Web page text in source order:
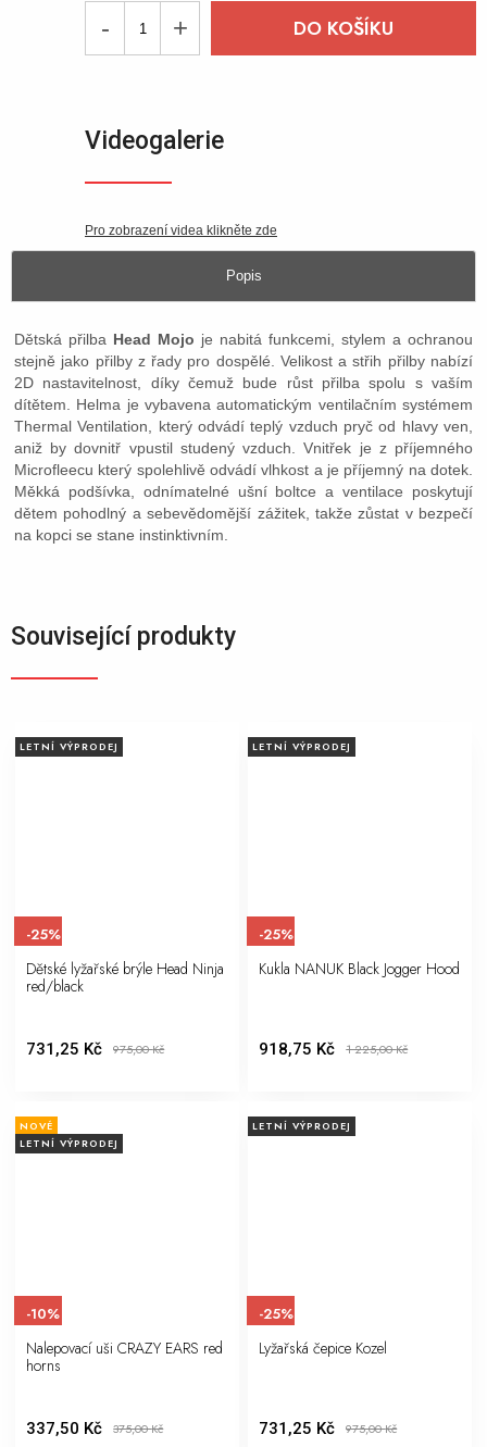
- + DO KOŠÍKU
Videogalerie
Pro zobrazení videa klikněte zde
Popis
Dětská přilba Head Mojo je nabitá funkcemi, stylem a ochranou
stejně jako přilby z řady pro dospělé. Velikost a střih přilby nabízí
2D nastavitelnost, díky čemuž bude růst přilba spolu s vaším
dítětem. Helma je vybavena automatickým ventilačním systémem
Thermal Ventilation, který odvádí teplý vzduch pryč od hlavy ven,
aniž by dovnitř vpustil studený vzduch. Vnitřek je z příjemného
Microfleecu který spolehlivě odvádí vlhkost a je příjemný na dotek.
Měkká podšívka, odnímatelné ušní boltce a ventilace poskytují
dětem pohodlný a sebevědomější zážitek, takže zůstat v bezpečí
na kopci se stane instinktivním.
Související produkty
LETNÍ VÝPRODEJ
Dětské lyžařské brýle Head Ninja
red/black
731,25 Kč 975,00Kč
-25%
LETNÍ VÝPRODEJ
Kukla NANUK Black Jogger Hood
918,75 Kč 1 225,00Kč
-25%
NOVÉ
LETNÍ VÝPRODEJ
Nalepovací uši CRAZY EARS red
horns
337,50 Kč 375,00Kč
-10%
LETNÍ VÝPRODEJ
Lyžařská čepice Kozel
731,25 Kč 975,00Kč
-25%